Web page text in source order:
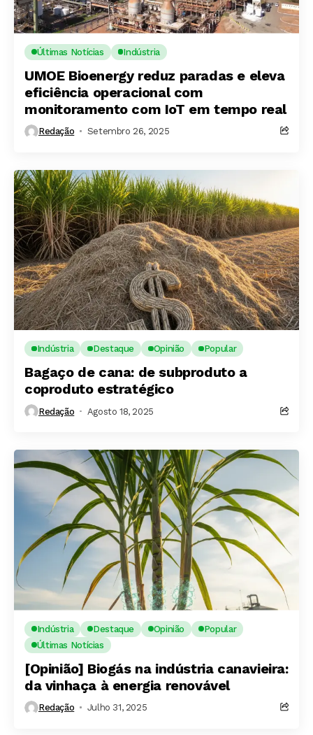
Últimas Notícias Indústria
UMOE Bioenergy reduz paradas e eleva
eficiência operacional com
monitoramento com IoT em tempo real
Redação Setembro 26, 2025
Indústria Destaque Opinião Popular
Bagaço de cana: de subproduto a
coproduto estratégico
Redação Agosto 18, 2025
Indústria Destaque Opinião
Popular
Últimas Notícias
[Opinião] Biogás na indústria canavieira:
da vinhaça à energia renovável
Redação Julho 31, 2025